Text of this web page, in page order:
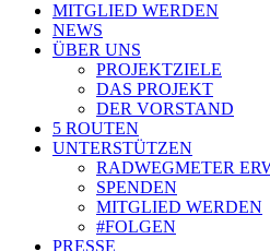
MITGLIED WERDEN
NEWS
ÜBER UNS
PROJEKTZIELE
DAS PROJEKT
DER VORSTAND
5 ROUTEN
UNTERSTÜTZEN
RADWEGMETER
SPENDEN
MITGLIED WERDEN
#FOLGEN
PRESSE